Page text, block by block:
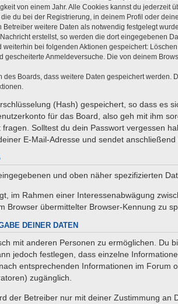
von einem Jahr. Alle Cookies kannst du jederzeit
du bei der Registrierung, in deinem Profil oder
weitere Daten als notwendig festgelegt
erstellst, so werden die dort eingegebenen
bei folgenden Aktionen gespeichert:
gescheiterte Anmeldeversuche. Die von deinem
Boards, dass weitere Daten gespeichert
(Hash) gespeichert, so dass
für das Board, also geh mit ihm
Solltest du dein Passwort vergessen
E-Mail-Adresse und sendet
und oben näher spezifizierten
im Rahmen einer Interessenabwägung
Browser übermittelter Browser-Kennung zu
DEINER DATEN
mit anderen Personen zu ermöglichen.
jedoch festlegen, dass einzelne
entsprechenden Informationen im
zugänglich.
der Betreiber nur mit deiner Zustimmung